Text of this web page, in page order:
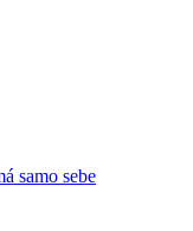
samo sebe